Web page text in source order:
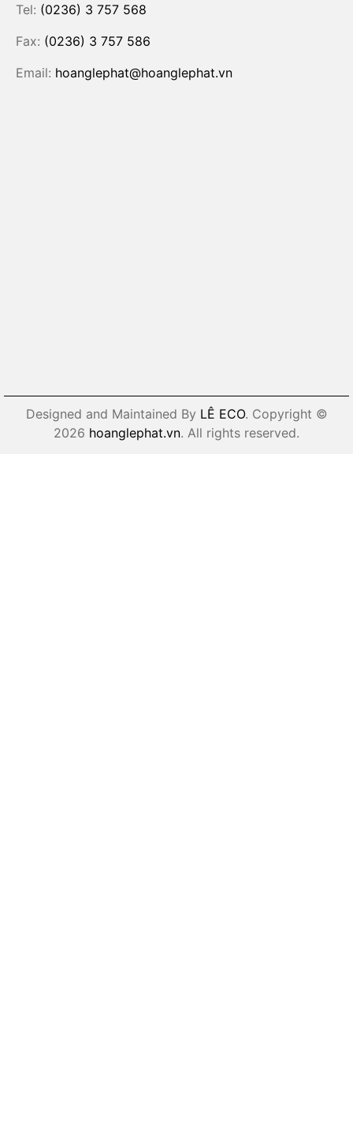
Tel: (0236) 3 757 568
Fax: (0236) 3 757 586
Email: hoanglephat@hoanglephat.vn
Designed and Maintained By LÊ ECO. Copyright ©
2026 hoanglephat.vn. All rights reserved.